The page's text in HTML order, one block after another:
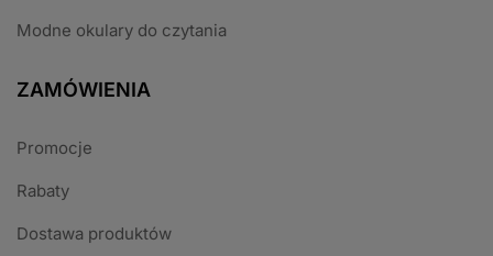
Modne okulary do czytania
ZAMÓWIENIA
Promocje
Rabaty
Dostawa produktów